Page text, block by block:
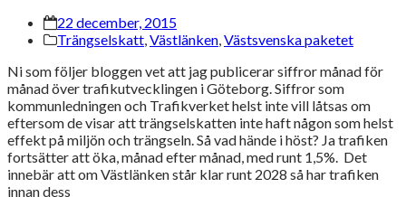
22 december, 2015
Trängselskatt,Västlänken,Västsvenska paketet
Ni som följer bloggen vet att jag publicerar siffror månad för
månad över trafikutvecklingen i Göteborg. Siffror som
kommunledningen och Trafikverket helst inte vill låtsas om
eftersom de visar att trängselskatten inte haft någon som helst
effekt på miljön och trängseln. Så vad hände i höst? Ja trafiken
fortsätter att öka, månad efter månad, med runt 1,5%. Det
innebär att om Västlänken står klar runt 2028 så har trafiken
innan dess